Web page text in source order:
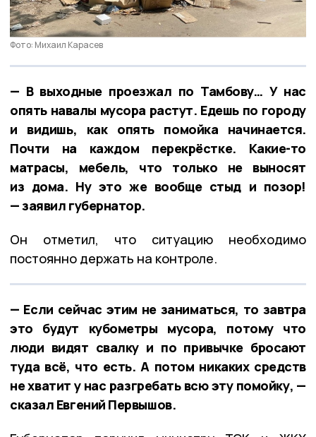
Фото: Михаил Карасев
— В выходные проезжал по Тамбову… У нас
опять навалы мусора растут. Едешь по городу
и видишь, как опять помойка начинается.
Почти на каждом перекрёстке. Какие-то
матрасы, мебель, что только не выносят
из дома. Ну это же вообще стыд и позор!
— заявил губернатор.
Он отметил, что ситуацию необходимо
постоянно держать на контроле.
— Если сейчас этим не заниматься, то завтра
это будут кубометры мусора, потому что
люди видят свалку и по привычке бросают
туда всё, что есть. А потом никаких средств
не хватит у нас разгребать всю эту помойку, —
сказал Евгений Первышов.